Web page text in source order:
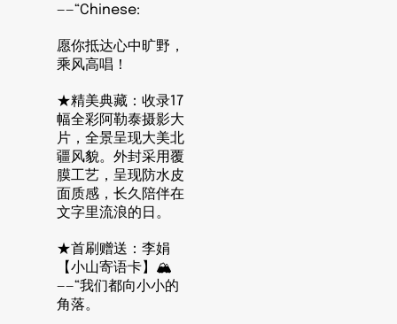
——“Chinese:
愿你抵达心中旷野，
乘风高唱！
★精美典藏：收录17
幅全彩阿勒泰摄影大
片，全景呈现大美北
疆风貌。外封采用覆
膜工艺，呈现防水皮
面质感，长久陪伴在
文字里流浪的日。
★首刷赠送：李娟
【小山寄语卡】🏔️
——“我们都向小小的
角落。